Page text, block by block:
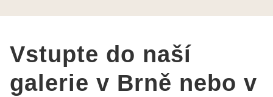
Vstupte do naší
galerie v Brně nebo v